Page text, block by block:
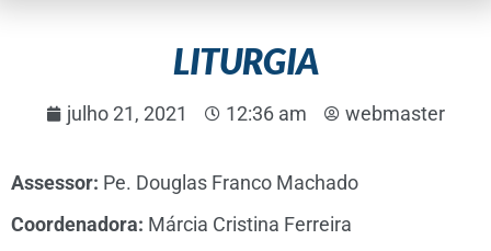
LITURGIA
julho 21, 2021 12:36 am webmaster
Assessor: Pe. Douglas Franco Machado
Coordenadora: Márcia Cristina Ferreira